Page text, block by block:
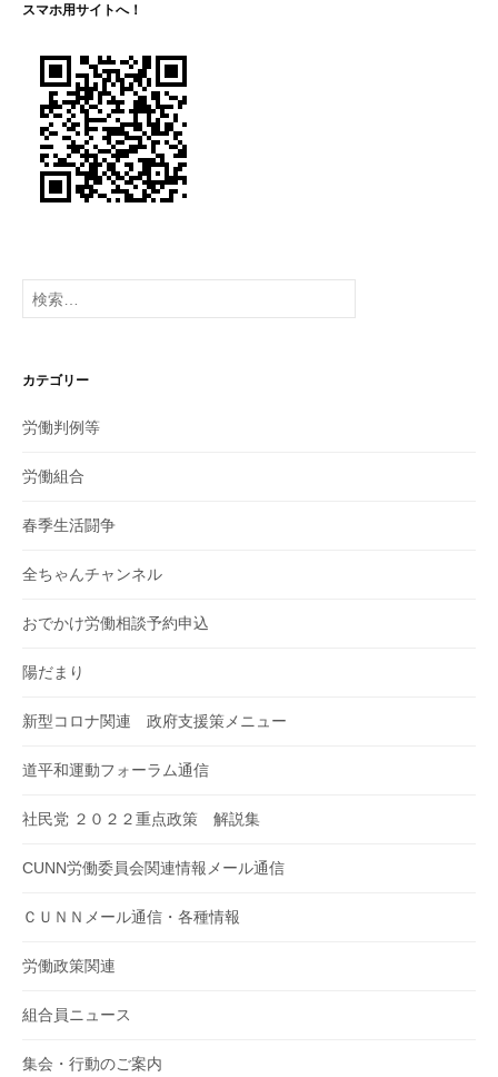
スマホ用サイトへ！
検
索:
カテゴリー
労働判例等
労働組合
春季生活闘争
全ちゃんチャンネル
おでかけ労働相談予約申込
陽だまり
新型コロナ関連 政府支援策メニュー
道平和運動フォーラム通信
社民党 ２０２２重点政策 解説集
CUNN労働委員会関連情報メール通信
ＣＵＮＮメール通信・各種情報
労働政策関連
組合員ニュース
集会・行動のご案内